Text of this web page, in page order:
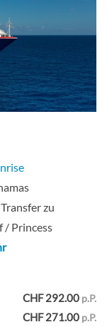
zu
/ Princess
CHF 292.00 p.P.
CHF 271.00 p.P.